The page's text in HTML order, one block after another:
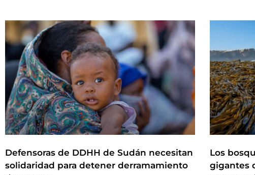
Defensoras de DDHH de Sudán necesitan
solidaridad para detener derramamiento
Los
gigantes